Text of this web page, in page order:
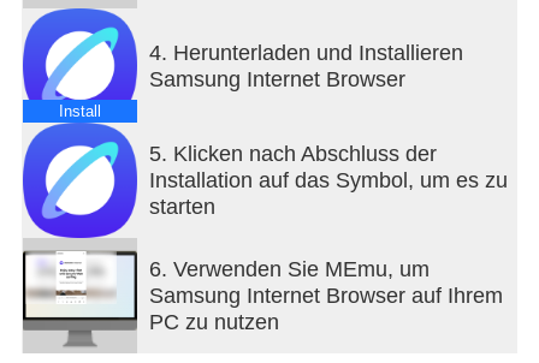
* Neu aktualisierter „Raster“-Ansichtsmodus für den
Registerkarten-Manager
Für eine einfachere und intuitivere
Registerkartenverwaltung wurde auf Mobilgeräten
ein mehrspaltiges Layout angewendet. Zur
einfacheren Registerkartennavigation wurden
Registerkarten-Scroll-Animationen hinzugefügt.
■ Sicherheit und Privatsphäre
Samsung Internet hilft Ihnen Ihre Sicherheit und
Privatsphäre beim Browsen im Internet
aufrechtzuerhalten.
Install
4. Herunterladen und Installieren
Samsung Internet Browser
5. Klicken nach Abschluss der
Installation auf das Symbol, um es zu
starten
6. Verwenden Sie MEmu, um
Samsung Internet Browser auf Ihrem
PC zu nutzen